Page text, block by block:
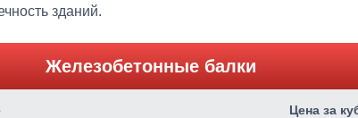
зданий.
Железобетонные балки
Цена за